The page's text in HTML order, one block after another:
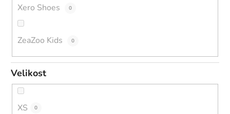
Xero Shoes 0
ZeaZoo Kids 0
Velikost
XS 0